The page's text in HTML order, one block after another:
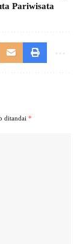
Pariwisata
ditandai *